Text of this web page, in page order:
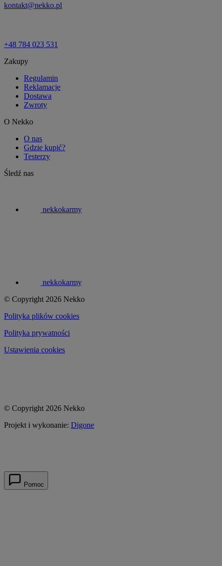
kontakt@nekko.pl
+48 784 023 531
Zakupy
Regulamin
Reklamacje
Dostawa
Zwroty
O Nekko
O nas
Gdzie kupić?
Testerzy
Śledź nas
nekkokarmy
nekkokarmy
© Copyright 2026 Nekko
Polityka plików cookies
Polityka prywatności
Ustawienia cookies
© Copyright 2026 Nekko
Projekt i wykonanie: Digone
Pomoc